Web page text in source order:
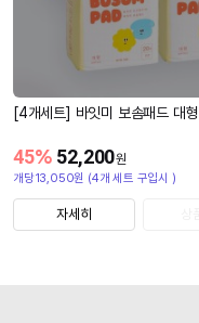
[4개세트] 바잇미 보솜패드 대
52,200원
45%
개당13,050원 (4개 세트 구입시 )
자세히